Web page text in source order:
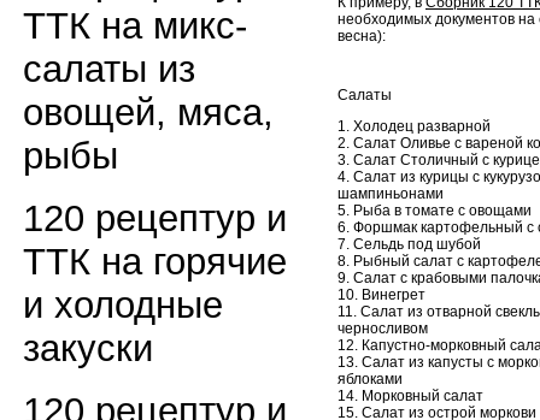
ТТК на микс-
салаты из
овощей, мяса,
рыбы
120 рецептур и
ТТК на горячие
и холодные
закуски
120 рецептур и
необходимых документов
весна):
Салаты
1. Холодец разварной
2. Салат Оливье с вареной
3. Салат Столичный с
4. Салат из курицы с
шампиньонами
5. Рыба в томате с овощами
6. Форшмак картофельный с
7. Сельдь под шубой
8. Рыбный салат с
9. Салат с крабовыми
10. Винегрет
11. Салат из отварной
черносливом
12. Капустно-морковный
13. Салат из капусты с
яблоками
14. Морковный салат
15. Салат из острой моркови